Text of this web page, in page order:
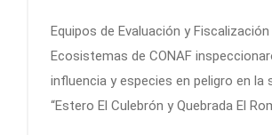
Equipos de Evaluación y Fiscalización
Ecosistemas de CONAF
influencia y especies en peligro en la
“Estero El Culebrón y Quebrada El